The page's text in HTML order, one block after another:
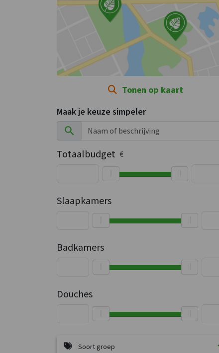
Tonen op kaart
Maak je keuze simpeler
Totaalbudget €
Douches
Badkamers
Slaapkamers
Soort groep